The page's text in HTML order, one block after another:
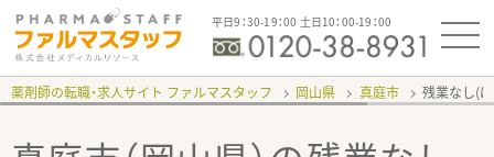
平日9：30-19：00 土日10：00-19：00
薬剤師の転職・求人サイト ファルマスタッフ 岡山県 真庭市 残業なし(